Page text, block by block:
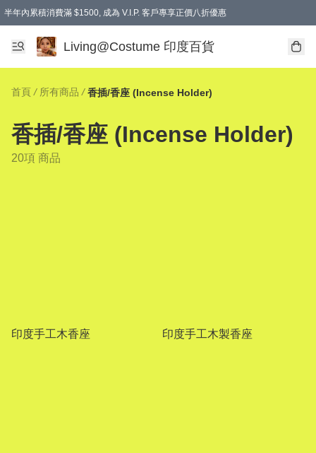
半年內累積消費滿 $1500, 成為 V.I.P. 客戶專享正價八折優惠
滿$600免本地運費
Living@Costume 印度百貨
首頁 / 所有商品 / 香插/香座 (Incense Holder)
香插/香座 (Incense Holder)
20項 商品
印度手工木香座 印度手工木製香座